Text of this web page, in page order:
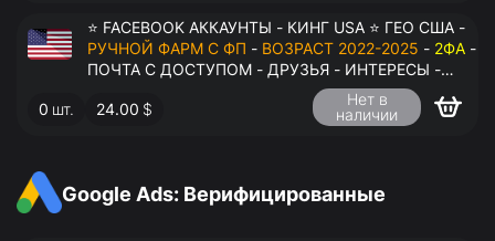
⭐ FACEBOOK АККАУНТЫ - КИНГ USA ⭐ ГЕО США -
РУЧНОЙ ФАРМ С ФП - ВОЗРАСТ 2022-2025 - 2ФА -
ПОЧТА С ДОСТУПОМ - ДРУЗЬЯ - ИНТЕРЕСЫ -
ЛАЙКИ - КОММЕНТАРИИ - ПЕРЕДАЧА В
АНТИДЕТЕКТ
0 шт. 24.00 $
Нет в
наличии
Google Ads: Верифицированные